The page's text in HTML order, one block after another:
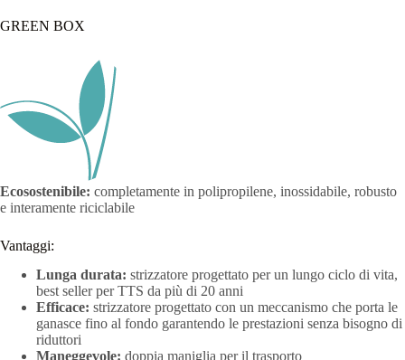
GREEN BOX
Ecosostenibile: completamente in polipropilene, inossidabile, robusto
e interamente riciclabile
Vantaggi:
Lunga durata: strizzatore progettato per un lungo ciclo di vita,
best seller per TTS da più di 20 anni
Efficace: strizzatore progettato con un meccanismo che porta le
ganasce fino al fondo garantendo le prestazioni senza bisogno di
riduttori
Maneggevole: doppia maniglia per il trasporto